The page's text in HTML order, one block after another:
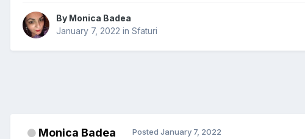
By Monica Badea
January 7, 2022 in Sfaturi
Monica Badea Posted January 7, 2022